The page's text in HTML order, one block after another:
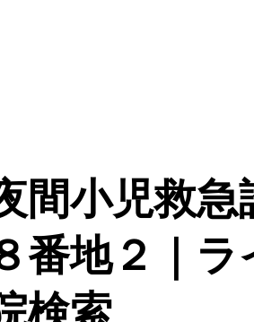
間小児救
番地２｜
検索